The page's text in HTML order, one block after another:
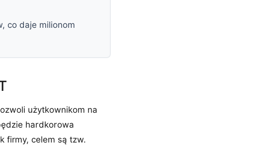
co daje milionom
użytkownikom na
hardkorowa
firmy, celem są tzw.